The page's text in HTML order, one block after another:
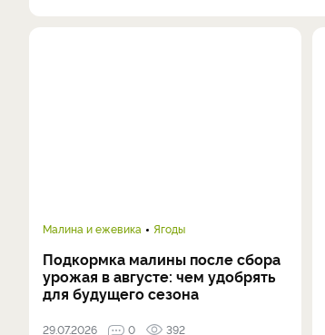
Малина и ежевика Ягоды
Подкормка малины после сбора
урожая в августе: чем удобрять
для будущего сезона
29.07.2026 0 392